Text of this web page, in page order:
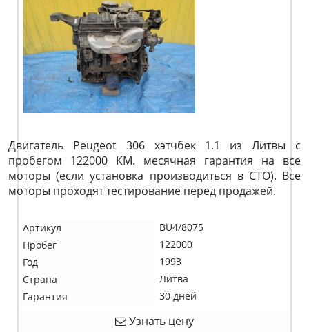
Двигатель Peugeot 306 хэтчбек 1.1 из Литвы с
пробегом 122000 КМ. месячная гарантия на все
моторы (если установка производиться в СТО). Все
моторы проходят тестирование перед продажей.
Артикул
BU4/8075
Пробег
122000
Год
1993
Страна
Литва
Гарантия
30 дней
Узнать цену